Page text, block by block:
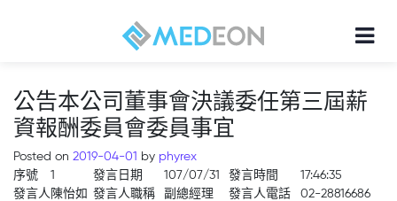
公告本公司董事會決議委任第三屆薪
資報酬委員會委員事宜
Posted on 2019-04-01 by phyrex
序號
1 發言日期 107/07/31 發言時間
17:46:35
發言人 陳怡如 發言人職稱 副總經理 發言人電話
02-28816686